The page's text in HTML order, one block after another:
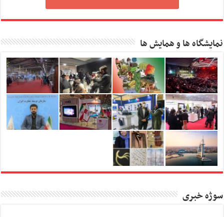
نمایشگاه ها و همایش ها
سوژه خبری